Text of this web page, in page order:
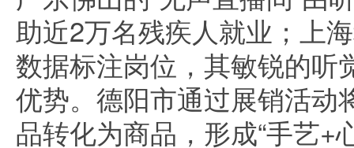
助近2万名残疾人就业；上
数据标注岗位，其敏锐的听
优势。德阳市通过展销活动
品转化为商品，形成“手艺+